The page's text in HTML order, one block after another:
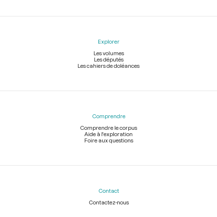
Explorer
Les volumes
Les députés
Les cahiers de doléances
Comprendre
Comprendre le corpus
Aide à l'exploration
Foire aux questions
Contact
Contactez-nous